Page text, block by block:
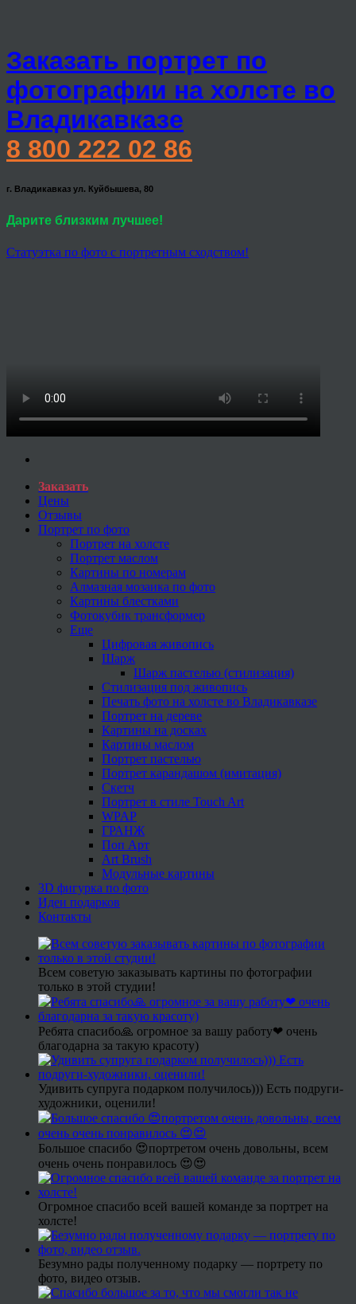
Заказать портрет по
фотографии на холсте во
Владикавказе
8 800 222 02 86
г. Владикавказ ул. Куйбышева, 80
Дарите близким лучшее!
Статуэтка по фото с портретным сходством!
Заказать
Цены
Отзывы
Портрет по фото
Портрет на холсте
Портрет маслом
Картины по номерам
Алмазная мозаика по фото
Картины блестками
Фотокубик трансформер
Еще
Цифровая живопись
Шарж
Шарж пастелью (стилизация)
Стилизация под живопись
Печать фото на холсте во Владикавказе
Портрет на дереве
Картины на досках
Картины маслом
Портрет пастелью
Портрет карандашом (имитация)
Скетч
Портрет в стиле Touch Art
WPAP
ГРАНЖ
Поп Арт
Art Brush
Модульные картины
3D фигурка по фото
Идеи подарков
Контакты
Всем советую заказывать картины по фотографии
только в этой студии!
Ребята спасибо🙏 огромное за вашу работу❤ очень
благодарна за такую красоту)
Удивить супруга подарком получилось))) Есть подруги-
художники, оценили!
Большое спасибо 😍портретом очень довольны, всем
очень очень понравилось 😍😍
Огромное спасибо всей вашей команде за портрет на
холсте!
Безумно рады полученному подарку — портрету по
фото, видео отзыв.